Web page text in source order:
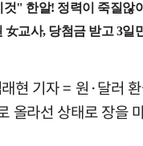
현 기자 = 원·달러
올라선 상태로 장을